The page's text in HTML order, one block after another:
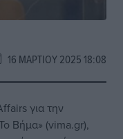
16 ΜΑΡΤΊΟΥ 2025 18:08
για την
Βήμα» (vima.gr),